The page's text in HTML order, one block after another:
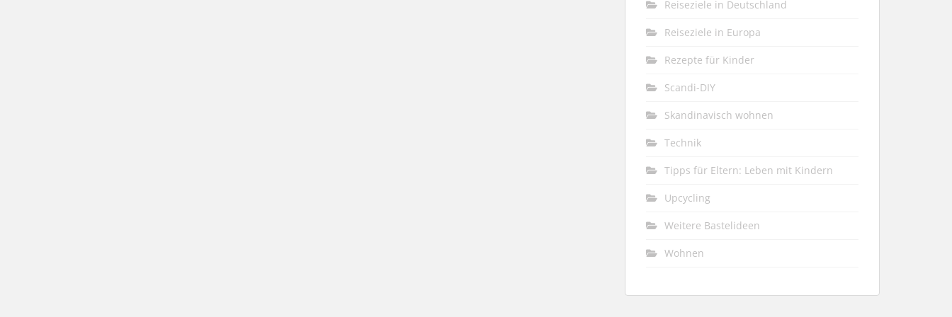
Reiseziele in Deutschland
Reiseziele in Europa
Rezepte für Kinder
Scandi-DIY
Skandinavisch wohnen
Technik
Tipps für Eltern: Leben mit Kindern
Upcycling
Weitere Bastelideen
Wohnen